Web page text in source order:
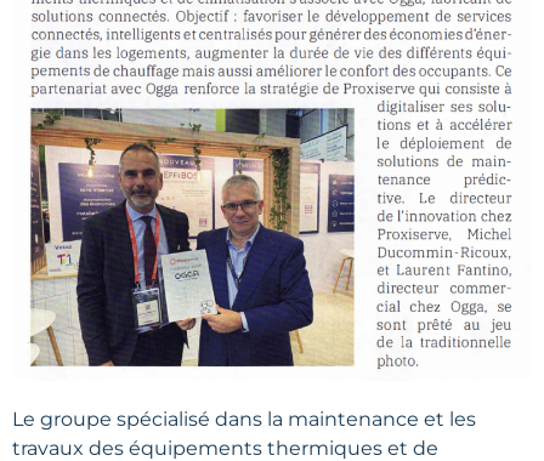
Le groupe spécialisé dans la maintenance et les
travaux des équipements thermiques et de